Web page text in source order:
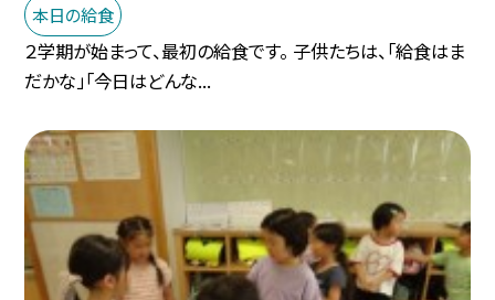
本日の給食
２学期が始まって、最初の給食です。 子供たちは、「給食はま
だかな」「今日はどんな...